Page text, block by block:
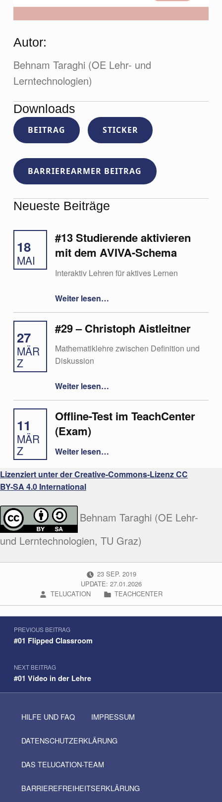
Autor:
Behnam Taraghi (OE Lehr- und
Lerntechnologien)
Downloads
BEITRAG STICKER
BARRIEREARMER BEITRAG
Neueste Beiträge
18
MAI
#13 Studierende aktivieren
mit dem AVIVA-Schema
Interaktiv Lehren für aktives Lernen
Weiter lesen…
27
MÄR
Z
#29 – Christoph Aistleitner
Mathematiklehre zwischen Definition und
Diskussion
Weiter lesen…
11
MÄR
Z
Offline-Test im TeachCenter
(Exam)
Weiter lesen…
Lizenziert unter der Creative-Commons-Lizenz CC
BY-SA 4.0 International
Behnam Taraghi (OE Lehr-
und Lerntechnologien, TU Graz)
POSTED ON:
23 SEP. 2019
UPDATE: 27.01.2026
WRITTEN BY:
TELUCATION CATEGORIZED IN:
TEACHCENTER
Skip back to navigation
Beitragsnavigation
PREVIOUS BEITRAG
#01 Flipped Classroom
NEXT BEITRAG
#01 Video in der Lehre
HILFE UND FAQ IMPRESSUM
DATENSCHUTZERKLÄRUNG
DAS TELUCATION-TEAM
BARRIEREFREIHEITSERKLÄRUNG